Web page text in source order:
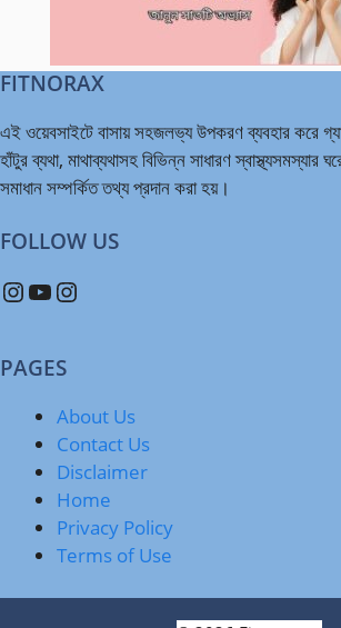
FITNORAX
এই ওয়েবসাইটে বাসায় সহজলভ্য উপকরণ ব্যবহার করে
হাঁটুর ব্যথা, মাথাব্যথাসহ বিভিন্ন সাধারণ স্বাস্থ্যসমস্যার
সমাধান সম্পর্কিত তথ্য প্রদান করা হয়।
FOLLOW US
InstagramYouTube Instagram
PAGES
About Us
Contact Us
Disclaimer
Home
Privacy Policy
Terms of Use